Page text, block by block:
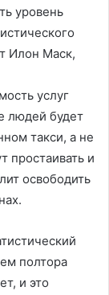
уровень
Илон Маск,
услуг
людей будет
такси, а не
простаивать и
освободить
полтора
и это